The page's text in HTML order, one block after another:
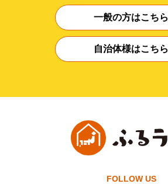
一般の方はこちら
自治体様はこちら
FOLLOW US